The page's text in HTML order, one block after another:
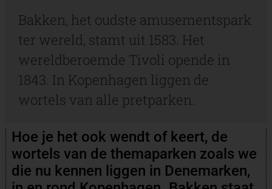
Bakken, het oudste amusementspark
ter wereld, stamt uit 1583. Het
wereldberoemde Tivoli opende in
1843. In Kopenhagen liggen de
wortels van alle pretparken.
Hoe je het ook wendt of keert, de
wortels van de themaparken zoals we
die nu kennen liggen in Denemarken,